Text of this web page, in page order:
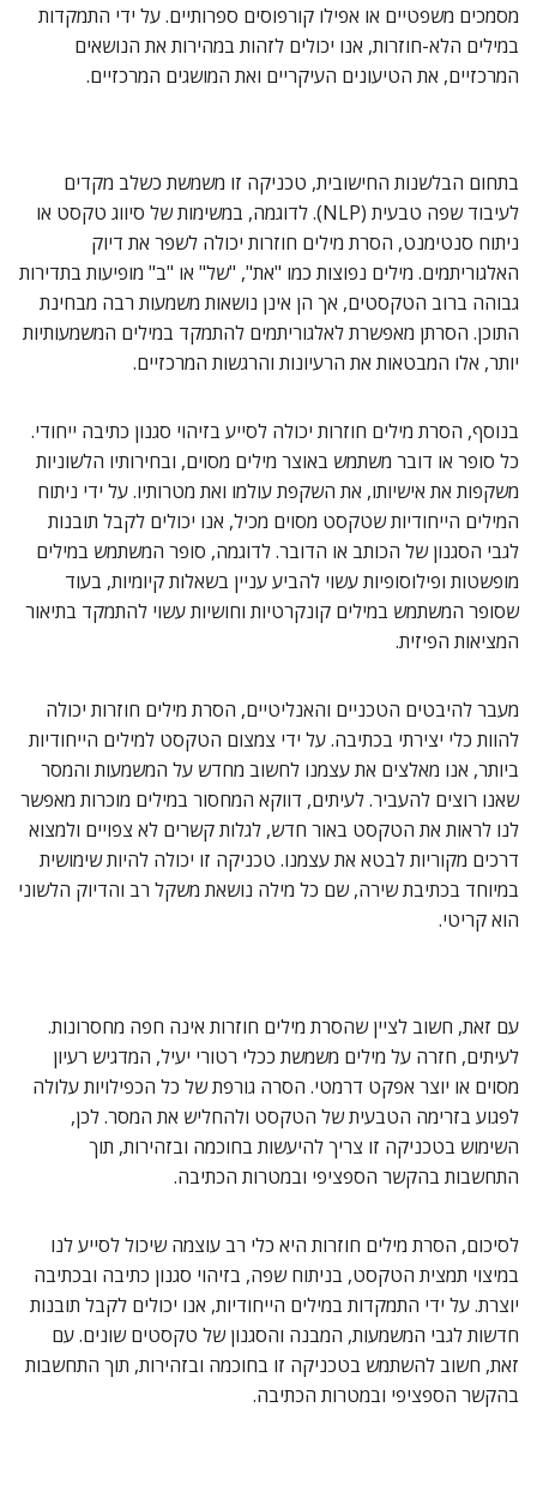
מסמכים משפטיים או אפילו קורפוסים ספרותיים. על ידי התמקדות
במילים הלא-חוזרות, אנו יכולים לזהות במהירות את הנושאים
המרכזיים, את הטיעונים העיקריים ואת המושגים המרכזיים.
בתחום הבלשנות החישובית, טכניקה זו משמשת כשלב מקדים
לעיבוד שפה טבעית (NLP). לדוגמה, במשימות של סיווג טקסט או
ניתוח סנטימנט, הסרת מילים חוזרות יכולה לשפר את דיוק
האלגוריתמים. מילים נפוצות כמו "את", "של" או "ב" מופיעות בתדירות
גבוהה ברוב הטקסטים, אך הן אינן נושאות משמעות רבה מבחינת
התוכן. הסרתן מאפשרת לאלגוריתמים להתמקד במילים המשמעותיות
יותר, אלו המבטאות את הרעיונות והרגשות המרכזיים.
בנוסף, הסרת מילים חוזרות יכולה לסייע בזיהוי סגנון כתיבה ייחודי.
כל סופר או דובר משתמש באוצר מילים מסוים, ובחירותיו הלשוניות
משקפות את אישיותו, את השקפת עולמו ואת מטרותיו. על ידי ניתוח
המילים הייחודיות שטקסט מסוים מכיל, אנו יכולים לקבל תובנות
לגבי הסגנון של הכותב או הדובר. לדוגמה, סופר המשתמש במילים
מופשטות ופילוסופיות עשוי להביע עניין בשאלות קיומיות, בעוד
שסופר המשתמש במילים קונקרטיות וחושיות עשוי להתמקד בתיאור
המציאות הפיזית.
מעבר להיבטים הטכניים והאנליטיים, הסרת מילים חוזרות יכולה
להוות כלי יצירתי בכתיבה. על ידי צמצום הטקסט למילים הייחודיות
ביותר, אנו מאלצים את עצמנו לחשוב מחדש על המשמעות והמסר
שאנו רוצים להעביר. לעיתים, דווקא המחסור במילים מוכרות מאפשר
לנו לראות את הטקסט באור חדש, לגלות קשרים לא צפויים ולמצוא
דרכים מקוריות לבטא את עצמנו. טכניקה זו יכולה להיות שימושית
במיוחד בכתיבת שירה, שם כל מילה נושאת משקל רב והדיוק הלשוני
הוא קריטי.
עם זאת, חשוב לציין שהסרת מילים חוזרות אינה חפה מחסרונות.
לעיתים, חזרה על מילים משמשת ככלי רטורי יעיל, המדגיש רעיון
מסוים או יוצר אפקט דרמטי. הסרה גורפת של כל הכפילויות עלולה
לפגוע בזרימה הטבעית של הטקסט ולהחליש את המסר. לכן,
השימוש בטכניקה זו צריך להיעשות בחוכמה ובזהירות, תוך
התחשבות בהקשר הספציפי ובמטרות הכתיבה.
לסיכום, הסרת מילים חוזרות היא כלי רב עוצמה שיכול לסייע לנו
במיצוי תמצית הטקסט, בניתוח שפה, בזיהוי סגנון כתיבה ובכתיבה
יוצרת. על ידי התמקדות במילים הייחודיות, אנו יכולים לקבל תובנות
חדשות לגבי המשמעות, המבנה והסגנון של טקסטים שונים. עם
זאת, חשוב להשתמש בטכניקה זו בחוכמה ובזהירות, תוך התחשבות
בהקשר הספציפי ובמטרות הכתיבה.